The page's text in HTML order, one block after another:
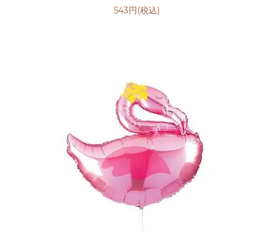
543円(税込)